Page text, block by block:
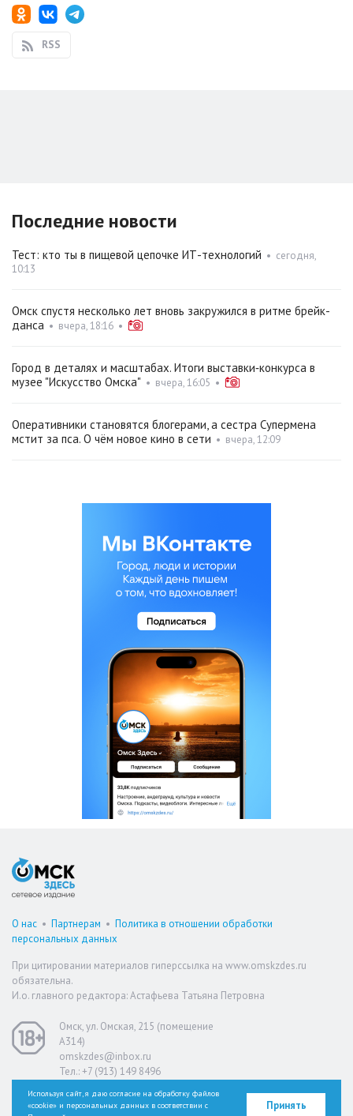
RSS
Последние новости
Тест: кто ты в пищевой цепочке ИТ-технологий • сегодня,
10:13
Омск спустя несколько лет вновь закружился в ритме брейк-
данса • вчера, 18:16 •
Город в деталях и масштабах. Итоги выставки‑конкурса в
музее "Искусство Омска" • вчера, 16:05 •
Оперативники становятся блогерами, а сестра Супермена
мстит за пса. О чём новое кино в сети • вчера, 12:09
О нас • Партнерам • Политика в отношении обработки
персональных данных
При цитировании материалов гиперссылка на www.omskzdes.ru
обязательна.
И.о. главного редактора: Астафьева Татьяна Петровна
Омск, ул. Омская, 215 (помещение
А314)
omskzdes@inbox.ru
Тел.: +7 (913) 149 8496
Версия для слабовидящих
Используя сайт, я даю согласие на обработку файлов
«cookie» и персональных данных в соответствии с
Принять